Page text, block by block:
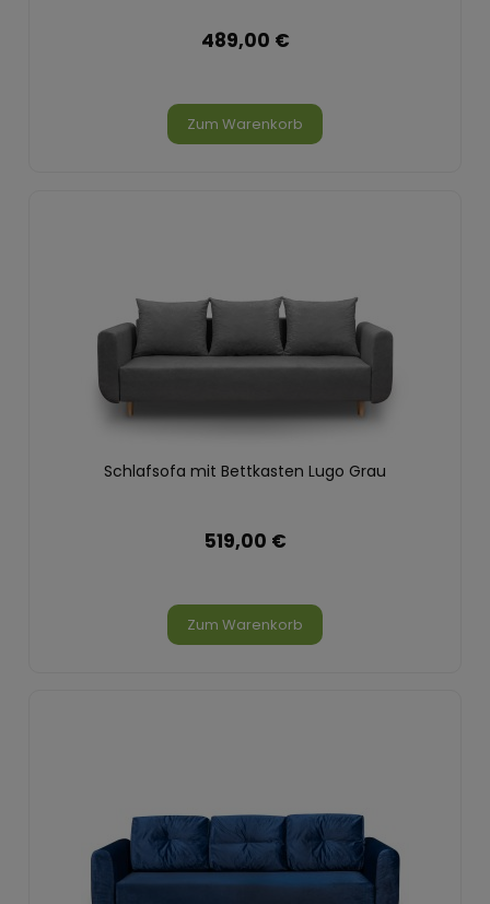
489,00 €
Zum Warenkorb
Schlafsofa mit Bettkasten Lugo Grau
519,00 €
Zum Warenkorb